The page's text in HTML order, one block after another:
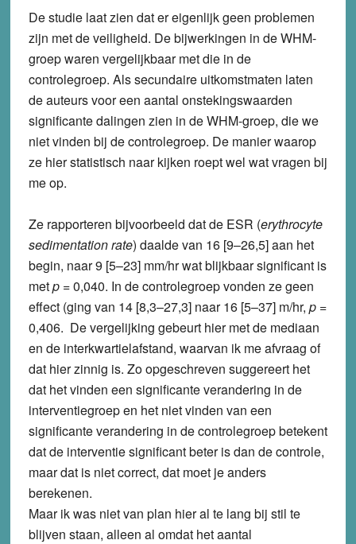
De studie laat zien dat er eigenlijk geen problemen
zijn met de veiligheid. De bijwerkingen in de WHM-
groep waren vergelijkbaar met die in de
controlegroep. Als secundaire uitkomstmaten laten
de auteurs voor een aantal onstekingswaarden
significante dalingen zien in de WHM-groep, die we
niet vinden bij de controlegroep. De manier waarop
ze hier statistisch naar kijken roept wel wat vragen bij
me op.
Ze rapporteren bijvoorbeeld dat de ESR (erythrocyte
sedimentation rate) daalde van 16 [9–26,5] aan het
begin, naar 9 [5–23] mm/hr wat blijkbaar significant is
metp= 0,040. In de controlegroep vonden ze geen
effect (ging van 14 [8,3–27,3] naar 16 [5–37] m/hr, p=
0,406. De vergelijking gebeurt hier met de mediaan
en de interkwartielafstand, waarvan ik me afvraag of
dat hier zinnig is. Zo opgeschreven suggereert het
dat het vinden een significante verandering in de
interventiegroep en het niet vinden van een
significante verandering in de controlegroep betekent
dat de interventie significant beter is dan de controle,
maar dat is niet correct, dat moet je anders
berekenen.
Maar ik was niet van plan hier al te lang bij stil te
blijven staan, alleen al omdat het aantal